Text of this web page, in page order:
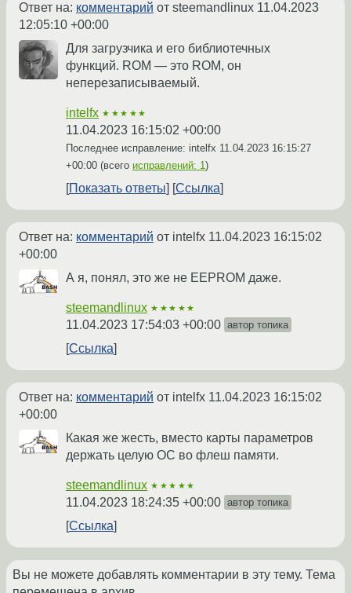
Ответ на: комментарий от steemandlinux 11.04.2023
12:05:10 +00:00
Для загрузчика и его библиотечных
функций. ROM — это ROM, он
неперезаписываемый.
intelfx ★★★★★
11.04.2023 16:15:02 +00:00
Последнее исправление: intelfx 11.04.2023 16:15:27
+00:00 (всего исправлений: 1)
Показать ответы Ссылка
Ответ на: комментарий от intelfx 11.04.2023 16:15:02
+00:00
А я, понял, это же не EEPROM даже.
steemandlinux ★★★★★
11.04.2023 17:54:03 +00:00 автор топика
Ссылка
Ответ на: комментарий от intelfx 11.04.2023 16:15:02
+00:00
Какая же жесть, вместо карты параметров
держать целую ОС во флеш памяти.
steemandlinux ★★★★★
11.04.2023 18:24:35 +00:00 автор топика
Ссылка
Вы не можете добавлять комментарии в эту тему. Тема